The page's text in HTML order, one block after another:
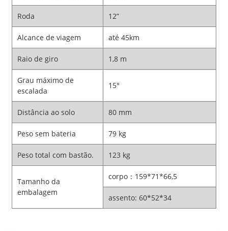
Roda 12”
Alcance de viagem até 45km
Raio de giro 1,8 m
Grau máximo de
escalada
15°
Distância ao solo 80 mm
Peso sem bateria 79 kg
Peso total com bastão. 123 kg
Tamanho da
embalagem
corpo：159*71*66,5
assento: 60*52*34